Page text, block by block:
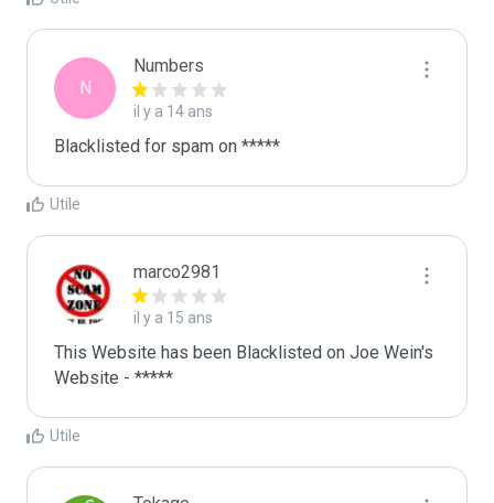
N
Numbers
il y a 14 ans
Blacklisted for spam on *****
Utile
marco2981
il y a 15 ans
This Website has been Blacklisted on Joe Wein's
Website - *****
Utile